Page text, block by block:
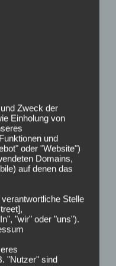
in
Zweck der
Einholung von
und
oder "Website")
Domains,
auf denen das
Stelle
"wir" oder "uns").
"Nutzer" sind